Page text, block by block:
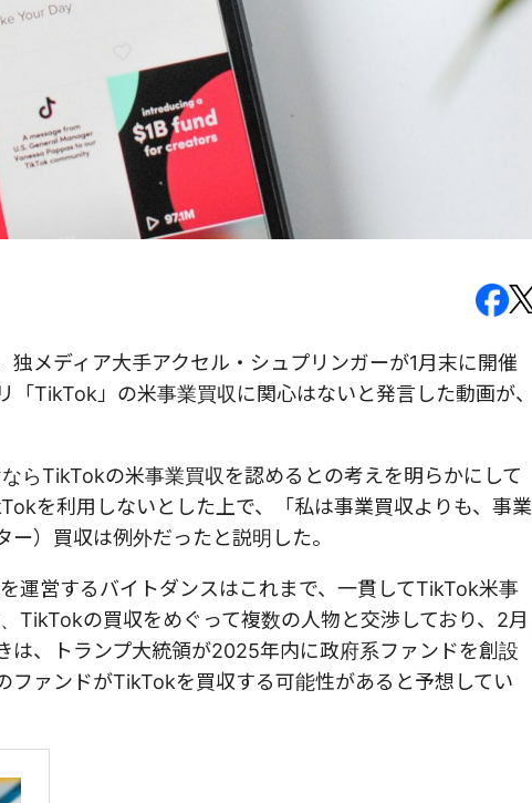
メディア大手アクセル・シュプリンガーが1月末に開催
TikTok」の米事業買収に関心はないと発言した動画が、
らTikTokの米事業買収を認めるとの考えを明らかにして
を利用しないとした上で、「私は事業買収よりも、事業
）買収は例外だったと説明した。
運営するバイトダンスはこれまで、一貫してTikTok米事
TikTokの買収をめぐって複数の人物と交渉しており、2月
、トランプ大統領が2025年内に政府系ファンドを創設
ァンドがTikTokを買収する可能性があると予想してい